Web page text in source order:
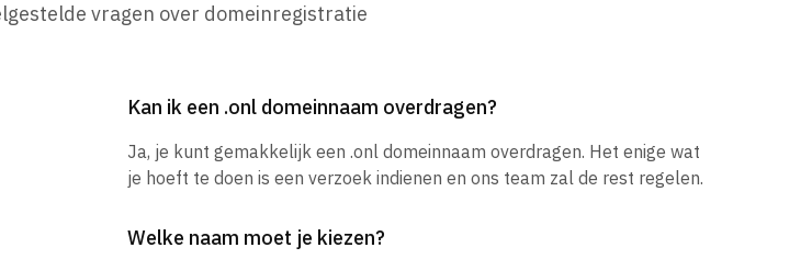
vragen over domeinregistratie
Kan ik een .onl domeinnaam overdragen?
Ja, je kunt gemakkelijk een .onl domeinnaam overdragen. Het enige wat
je hoeft te doen is een verzoek indienen en ons team zal de rest regelen.
Welke naam moet je kiezen?